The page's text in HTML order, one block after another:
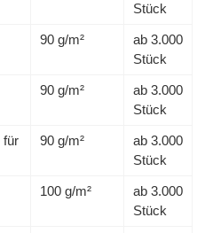
Stück
90 g/m²
ab 3.000
Stück
90 g/m²
ab 3.000
Stück
für
90 g/m²
ab 3.000
Stück
100 g/m²
ab 3.000
Stück